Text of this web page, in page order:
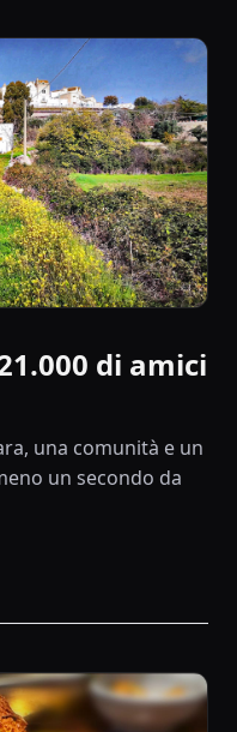
di amici
una comunità e un
un secondo da